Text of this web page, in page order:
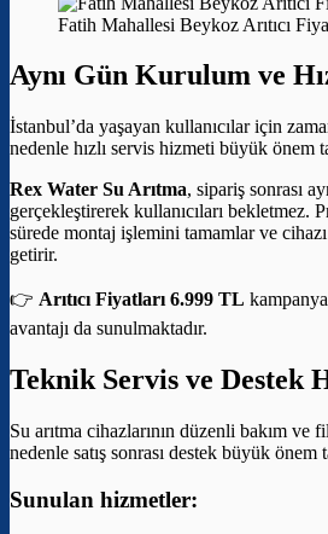
Fatih Mahallesi Beykoz Arıtıcı
Aynı Gün Kurulum ve
İstanbul’da yaşayan kullanıcılar için
nedenle hızlı servis hizmeti büyük önem
Rex Water Su Arıtma, sipariş sonrası
gerçekleştirerek kullanıcıları bekletmez.
sürede montaj işlemini tamamlar ve
getirir.
👉 Arıtıcı Fiyatları 6.999 TL
avantajı da sunulmaktadır.
Teknik Servis ve Destek
Su arıtma cihazlarının düzenli bakım
nedenle satış sonrası destek büyük önem
Sunulan hizmetler: